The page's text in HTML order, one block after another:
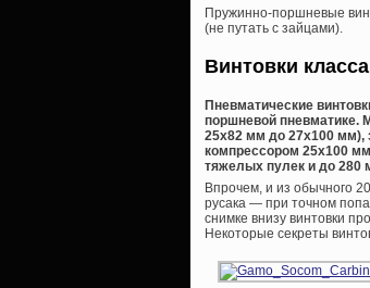
Пружинно-поршневые
(не путать с зайцами).
Винтовки
Пневматические
поршневой пневматике.
25х82 мм до 27х100 мм),
компрессором 25х100
тяжелых пулек и до 280
Впрочем, и из обычного
русака — при точном
снимке внизу винтовки
Некоторые секреты